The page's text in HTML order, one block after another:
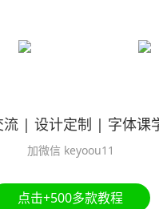
流 | 设计定制 | 字体课
加微信 keyoou11
点击+500多款教程